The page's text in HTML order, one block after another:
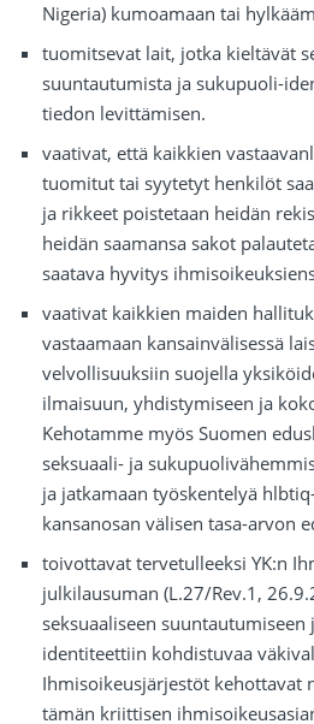
Nigeria) kumoamaan tai
tuomitsevat lait, jotka kieltävät
suuntautumista ja sukupuoli-
tiedon levittämisen.
vaativat, että kaikkien
tuomitut tai syytetyt henkilöt
ja rikkeet poistetaan heidän
heidän saamansa sakot
saatava hyvitys
vaativat kaikkien maiden
vastaamaan kansainvälisessä
velvollisuuksiin suojella
ilmaisuun, yhdistymiseen ja
Kehotamme myös Suomen
seksuaali- ja
ja jatkamaan työskentelyä
kansanosan välisen tasa-arvon
toivottavat tervetulleeksi YK:n
julkilausuman (L.27/Rev.1,
seksuaaliseen suuntautumiseen
identiteettiin kohdistuvaa
Ihmisoikeusjärjestöt kehottavat
tämän kriittisen